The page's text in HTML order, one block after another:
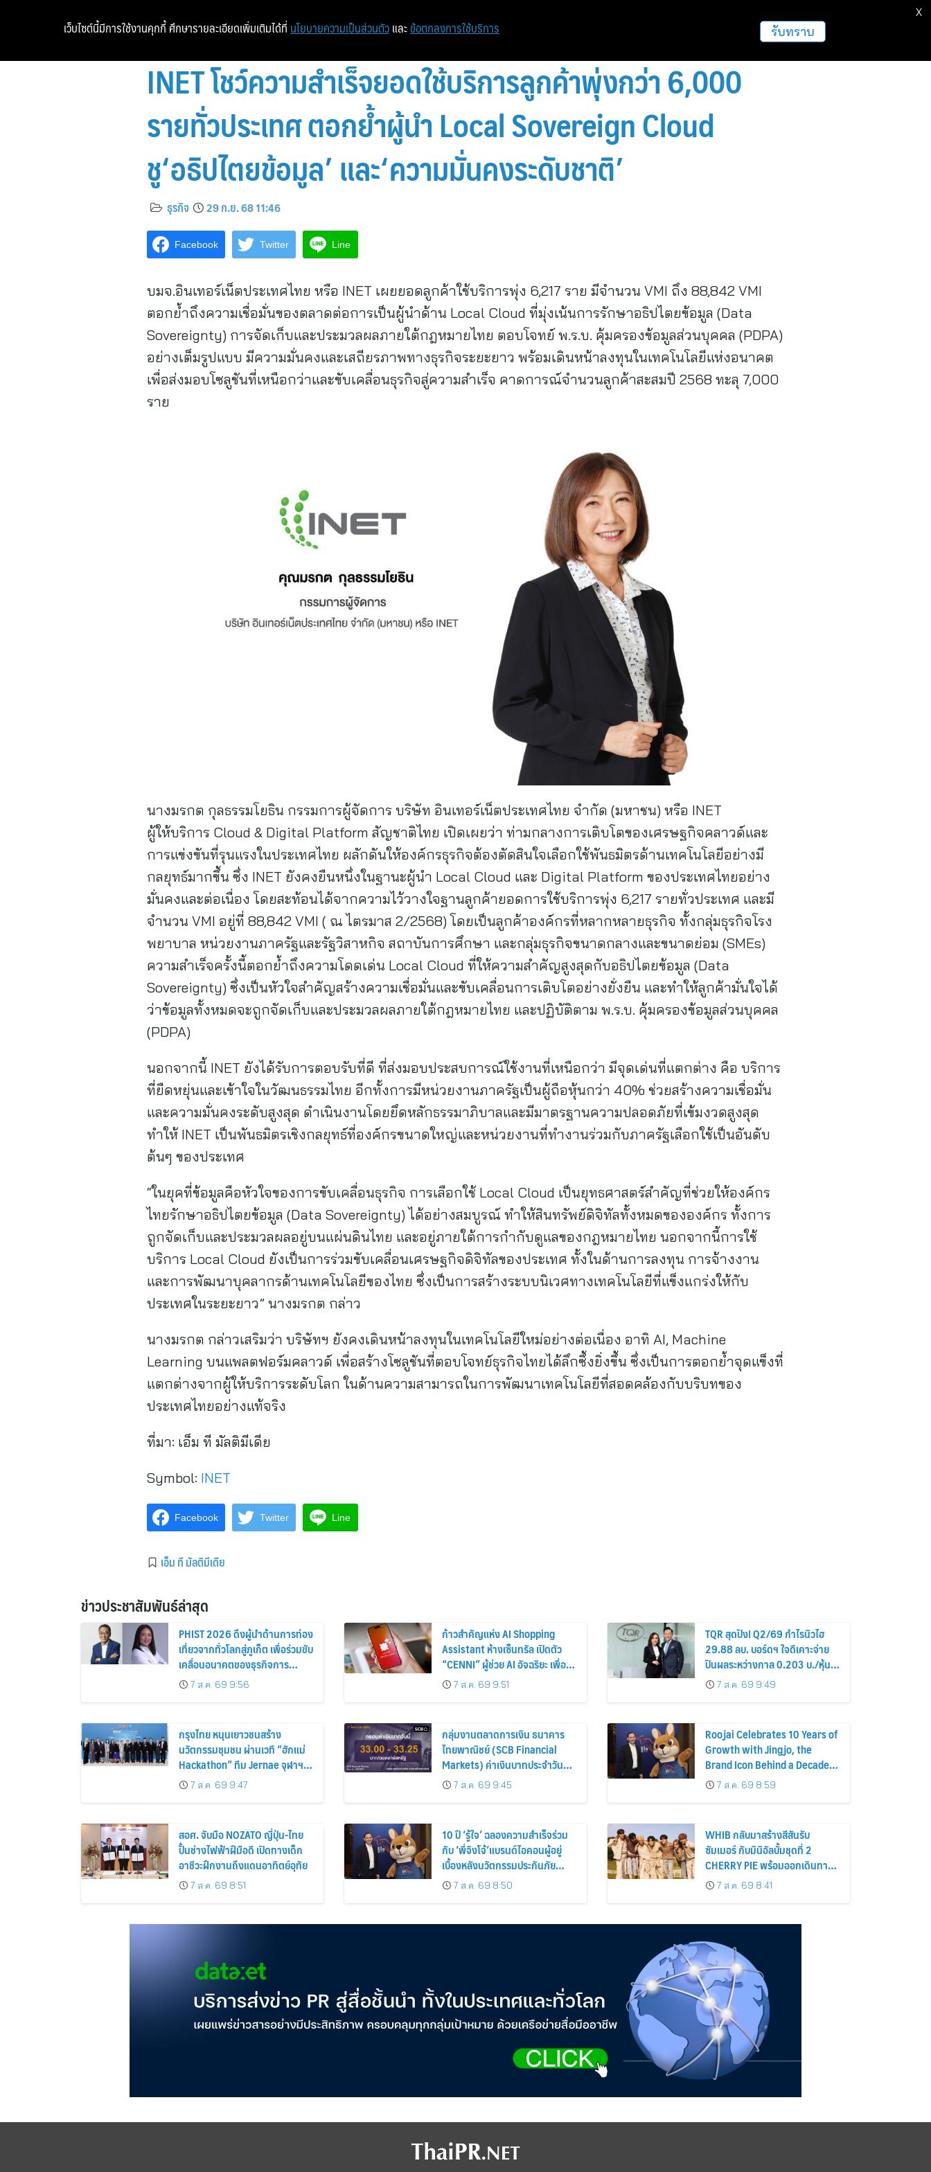
INET โชว์ความสำเร็จยอดใช้บริการลูกค้าพุ่งกว่า 6,000
รายทั่วประเทศ ตอกย้ำผู้นำ Local Sovereign Cloud
ชู‘อธิปไตยข้อมูล’ และ‘ความมั่นคงระดับชาติ’
ธุรกิจ 29 ก.ย. 68 11:46
Facebook Twitter Line
บมจ.อินเทอร์เน็ตประเทศไทย หรือ INET เผยยอดลูกค้าใช้บริการพุ่ง 6,217 ราย มีจำนวน VMI ถึง 88,842 VMI
ตอกย้ำถึงความเชื่อมั่นของตลาดต่อการเป็นผู้นำด้าน Local Cloud ที่มุ่งเน้นการรักษาอธิปไตยข้อมูล (Data
Sovereignty) การจัดเก็บและประมวลผลภายใต้กฎหมายไทย ตอบโจทย์ พ.ร.บ. คุ้มครองข้อมูลส่วนบุคคล (PDPA)
อย่างเต็มรูปแบบ มีความมั่นคงและเสถียรภาพทางธุรกิจระยะยาว พร้อมเดินหน้าลงทุนในเทคโนโลยีแห่งอนาคต
เพื่อส่งมอบโซลูชันที่เหนือกว่าและขับเคลื่อนธุรกิจสู่ความสำเร็จ คาดการณ์จำนวนลูกค้าสะสมปี 2568 ทะลุ 7,000
ราย
นางมรกต กุลธรรมโยธิน กรรมการผู้จัดการ บริษัท อินเทอร์เน็ตประเทศไทย จำกัด (มหาชน) หรือ INET
ผู้ให้บริการ Cloud & Digital Platform สัญชาติไทย เปิดเผยว่า ท่ามกลางการเติบโตของเศรษฐกิจคลาวด์และ
การแข่งขันที่รุนแรงในประเทศไทย ผลักดันให้องค์กรธุรกิจต้องตัดสินใจเลือกใช้พันธมิตรด้านเทคโนโลยีอย่างมี
กลยุทธ์มากขึ้น ซึ่ง INET ยังคงยืนหนึ่งในฐานะผู้นำ Local Cloud และ Digital Platform ของประเทศไทยอย่าง
มั่นคงและต่อเนื่อง โดยสะท้อนได้จากความไว้วางใจฐานลูกค้ายอดการใช้บริการพุ่ง 6,217 รายทั่วประเทศ และมี
จำนวน VMI อยู่ที่ 88,842 VMI ( ณ ไตรมาส 2/2568) โดยเป็นลูกค้าองค์กรที่หลากหลายธุรกิจ ทั้งกลุ่มธุรกิจโรง
พยาบาล หน่วยงานภาครัฐและรัฐวิสาหกิจ สถาบันการศึกษา และกลุ่มธุรกิจขนาดกลางและขนาดย่อม (SMEs)
ความสำเร็จครั้งนี้ตอกย้ำถึงความโดดเด่น Local Cloud ที่ให้ความสำคัญสูงสุดกับอธิปไตยข้อมูล (Data
Sovereignty) ซึ่งเป็นหัวใจสำคัญสร้างความเชื่อมั่นและขับเคลื่อนการเติบโตอย่างยั่งยืน และทำให้ลูกค้ามั่นใจได้
ว่าข้อมูลทั้งหมดจะถูกจัดเก็บและประมวลผลภายใต้กฎหมายไทย และปฏิบัติตาม พ.ร.บ. คุ้มครองข้อมูลส่วนบุคคล
(PDPA)
นอกจากนี้ INET ยังได้รับการตอบรับที่ดี ที่ส่งมอบประสบการณ์ใช้งานที่เหนือกว่า มีจุดเด่นที่แตกต่าง คือ บริการ
ที่ยืดหยุ่นและเข้าใจในวัฒนธรรมไทย อีกทั้งการมีหน่วยงานภาครัฐเป็นผู้ถือหุ้นกว่า 40% ช่วยสร้างความเชื่อมั่น
และความมั่นคงระดับสูงสุด ดำเนินงานโดยยึดหลักธรรมาภิบาลและมีมาตรฐานความปลอดภัยที่เข้มงวดสูงสุด
ทำให้ INET เป็นพันธมิตรเชิงกลยุทธ์ที่องค์กรขนาดใหญ่และหน่วยงานที่ทำงานร่วมกับภาครัฐเลือกใช้เป็นอันดับ
ต้นๆ ของประเทศ
“ในยุคที่ข้อมูลคือหัวใจของการขับเคลื่อนธุรกิจ การเลือกใช้ Local Cloud เป็นยุทธศาสตร์สำคัญที่ช่วยให้องค์กร
ไทยรักษาอธิปไตยข้อมูล (Data Sovereignty) ได้อย่างสมบูรณ์ ทำให้สินทรัพย์ดิจิทัลทั้งหมดขององค์กร ทั้งการ
ถูกจัดเก็บและประมวลผลอยู่บนแผ่นดินไทย และอยู่ภายใต้การกำกับดูแลของกฎหมายไทย นอกจากนี้การใช้
บริการ Local Cloud ยังเป็นการร่วมขับเคลื่อนเศรษฐกิจดิจิทัลของประเทศ ทั้งในด้านการลงทุน การจ้างงาน
และการพัฒนาบุคลากรด้านเทคโนโลยีของไทย ซึ่งเป็นการสร้างระบบนิเวศทางเทคโนโลยีที่แข็งแกร่งให้กับ
ประเทศในระยะยาว” นางมรกต กล่าว
นางมรกต กล่าวเสริมว่า บริษัทฯ ยังคงเดินหน้าลงทุนในเทคโนโลยีใหม่อย่างต่อเนื่อง อาทิ AI, Machine
Learning บนแพลตฟอร์มคลาวด์ เพื่อสร้างโซลูชันที่ตอบโจทย์ธุรกิจไทยได้ลึกซึ้งยิ่งขึ้น ซึ่งเป็นการตอกย้ำจุดแข็งที่
แตกต่างจากผู้ให้บริการระดับโลก ในด้านความสามารถในการพัฒนาเทคโนโลยีที่สอดคล้องกับบริบทของ
ประเทศไทยอย่างแท้จริง
ที่มา: เอ็ม ที มัลติมีเดีย
Symbol: INET
Facebook Twitter Line
เอ็ม ที มัลติมีเดีย
ข่าวประชาสัมพันธ์ล่าสุด
PHIST 2026 ดึงผู้นำด้านการท่อง
เที่ยวจากทั่วโลกสู่ภูเก็ต เพื่อร่วมขับ
เคลื่อนอนาคตของธุรกิจการ
บริการอย่างยั่งยืน
7 ส.ค. 69 9:56
ก้าวสำคัญแห่ง AI Shopping
Assistant ห้างเซ็นทรัล เปิดตัว
“CENNI” ผู้ช่วย AI อัจฉริยะ เพื่อน
รู้ใจสายช้อปคนใหม่ ร่วมยกระดับ
ประสบการณ์ช้อปปิ้งให้ง่ายขึ้นได้
7 ส.ค. 69 9:51
TQR สุดปัง! Q2/69 กำไรนิวไฮ
29.88 ลบ. บอร์ดฯ ใจดีเคาะจ่าย
ปันผลระหว่างกาล 0.203 บ./หุ้น
รับทรัพย์ 4 ก.ย.69
7 ส.ค. 69 9:49
กรุงไทย หนุนเยาวชนสร้าง
นวัตกรรมชุมชน ผ่านเวที “ฮักแม่
Hackathon” ทีม Jernae จุฬาฯ
คว้าแชมป์ ใช้ AI ติดตามทรัพย์สิน
สูญหาย
7 ส.ค. 69 9:47
กลุ่มงานตลาดการเงิน ธนาคาร
ไทยพาณิชย์ (SCB Financial
Markets) ค่าเงินบาทประจำวันที่ 7
สิงหาคม 2569
7 ส.ค. 69 9:45
Roojai Celebrates 10 Years of
Growth with Jingjo, the
Brand Icon Behind a Decade
of Insurance Innovation
7 ส.ค. 69 8:59
สอศ. จับมือ NOZATO ญี่ปุ่น-ไทย
ปั้นช่างไฟฟ้าฝีมือดี เปิดทางเด็ก
อาชีวะฝึกงานถึงแดนอาทิตย์อุทัย
7 ส.ค. 69 8:51
10 ปี ‘รู้ใจ’ ฉลองความสำเร็จร่วม
กับ ‘พี่จิงโจ้’แบรนด์ไอคอนผู้อยู่
เบื้องหลังนวัตกรรมประกันภัย
ดิจิทัลตลอดหนึ่งทศวรรษ
7 ส.ค. 69 8:50
WHIB กลับมาสร้างสีสันรับ
ซัมเมอร์ กับมินิอัลบั้มชุดที่ 2
CHERRY PIE พร้อมออกเดินทาง
ค้นหาสีสันที่เป็นตัวตนที่เป็น
เอกลักษณ์ของตัวเอง
7 ส.ค. 69 8:41
เว็บไซต์นี้มีการใช้งานคุกกี้ ศึกษารายละเอียดเพิ่มเติมได้ที่ นโยบายความเป็นส่วนตัว และ ข้อตกลงการใช้บริการ รับทราบ
X